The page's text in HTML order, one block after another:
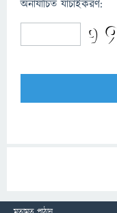
অনাযাচিত যাচাইকরণ: